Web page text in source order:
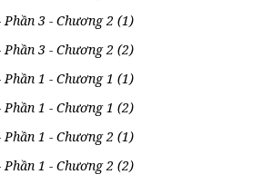
Phần 3 - Chương 2 (1)
Phần 3 - Chương 2 (2)
Phần 1 - Chương 1 (1)
Phần 1 - Chương 1 (2)
Phần 1 - Chương 2 (1)
Phần 1 - Chương 2 (2)